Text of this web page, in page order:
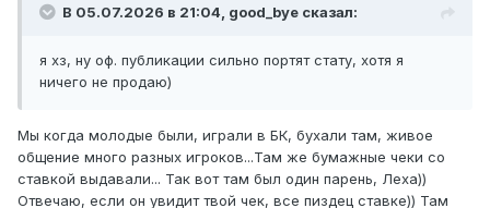
В 05.07.2026 в 21:04, good_bye сказал:
я хз, ну оф. публикации сильно портят стату, хотя я
ничего не продаю)
Мы когда молодые были, играли в БК, бухали там, живое
общение много разных игроков...Там же бумажные чеки со
ставкой выдавали... Так вот там был один парень, Леха))
Отвечаю, если он увидит твой чек, все пиздец ставке)) Там